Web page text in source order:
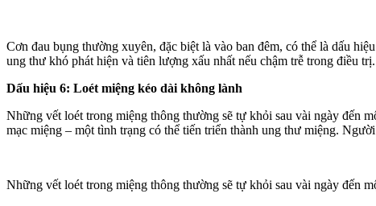
Cơn đau bụng thường xuyên, đặc biệt là vào ban đêm, có thể là dấu
ung thư khó phát hiện và tiên lượng xấu nhất nếu chậm trễ trong điều trị.
Dấu hiệu 6: Loét miệng kéo dài không lành
Những vết loét trong miệng thông thường sẽ tự khỏi sau vài ngày đến
mạc miệng – một tình trạng có thể tiến triển thành ung thư miệng.
Những vết loét trong miệng thông thường sẽ tự khỏi sau vài ngày đến